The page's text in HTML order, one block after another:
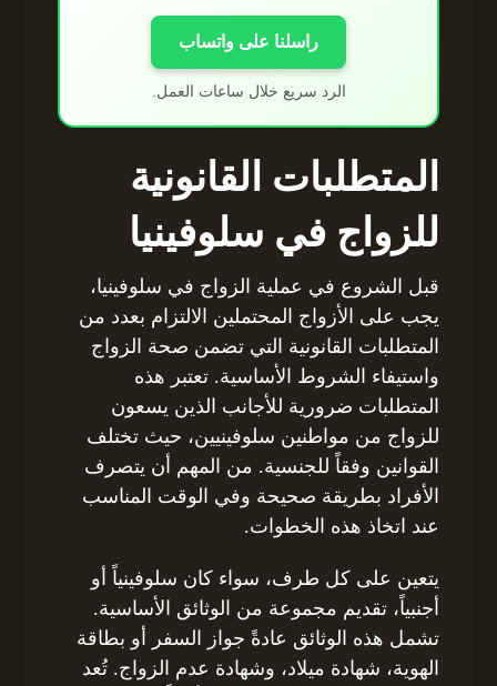
راسلنا على واتساب
الرد سريع خلال ساعات العمل.
المتطلبات القانونية
للزواج في سلوفينيا
قبل الشروع في عملية الزواج في سلوفينيا،
يجب على الأزواج المحتملين الالتزام بعدد من
المتطلبات القانونية التي تضمن صحة الزواج
واستيفاء الشروط الأساسية. تعتبر هذه
المتطلبات ضرورية للأجانب الذين يسعون
للزواج من مواطنين سلوفينيين، حيث تختلف
القوانين وفقاً للجنسية. من المهم أن يتصرف
الأفراد بطريقة صحيحة وفي الوقت المناسب
عند اتخاذ هذه الخطوات.
يتعين على كل طرف، سواء كان سلوفينياً أو
أجنبياً، تقديم مجموعة من الوثائق الأساسية.
تشمل هذه الوثائق عادةً جواز السفر أو بطاقة
الهوية، شهادة ميلاد، وشهادة عدم الزواج. تُعد